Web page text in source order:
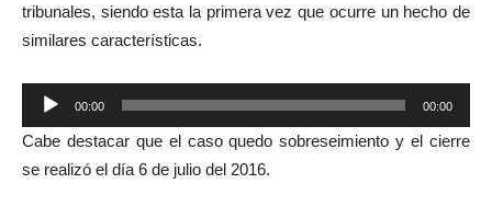
tribunales, siendo esta la primera vez que ocurre un hecho de
similares características.
Reproductor
de
audio
00:00 00:00
Cabe destacar que el caso quedo sobreseimiento y el cierre
se realizó el día 6 de julio del 2016.